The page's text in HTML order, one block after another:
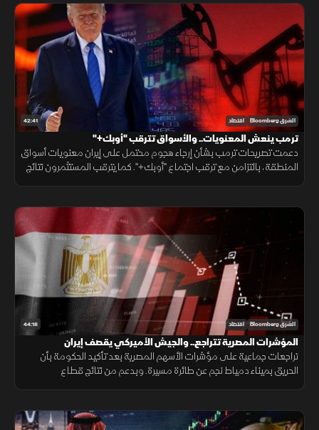
42:41 الشرق Bloomberg اقتصاد
ترمب ينعش المعنويات.. والأسواق تترقب "أوبك+"
دعمت تصريحات ترمب بشأن إرجاء هجوم محتمل على إيران معنويات أسواق
المنطقة، بالتزامن مع ترقب اجتماع "أوبك+". كما يترقب المستثمرون نتائج
44:18 الشرق Bloomberg اقتصاد
المؤشرات المصرية تتراجع.. والجيش الأميركي يقصف إيران
تراجعات جماعية على مؤشرات الأسهم المصرية بعد تأكيد الحكومة بأن
الحريق بميناء دمياط نجم عن طائرة مسيرة. وبدعم من نتائج قطاع